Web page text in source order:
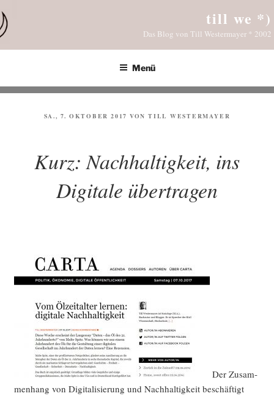
Inhalt
springen
till we *)
Das Blog von Till Westermayer * 2002
Menü
VERÖFFENTLICHT
SA., 7. OKTOBER 2017 VON TILL WESTERMAYER
Kurz: Nachhaltigkeit, ins
Digitale übertragen
Der Zusam­
men­hang von Digi­ta­li­sie­rung und Nach­hal­tig­keit beschäf­tigt